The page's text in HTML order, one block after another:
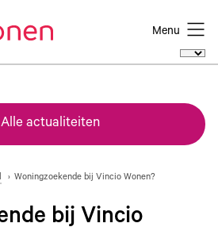
Menu
Alle actualiteiten
Woningzoekende bij Vincio Wonen?
bij Vincio